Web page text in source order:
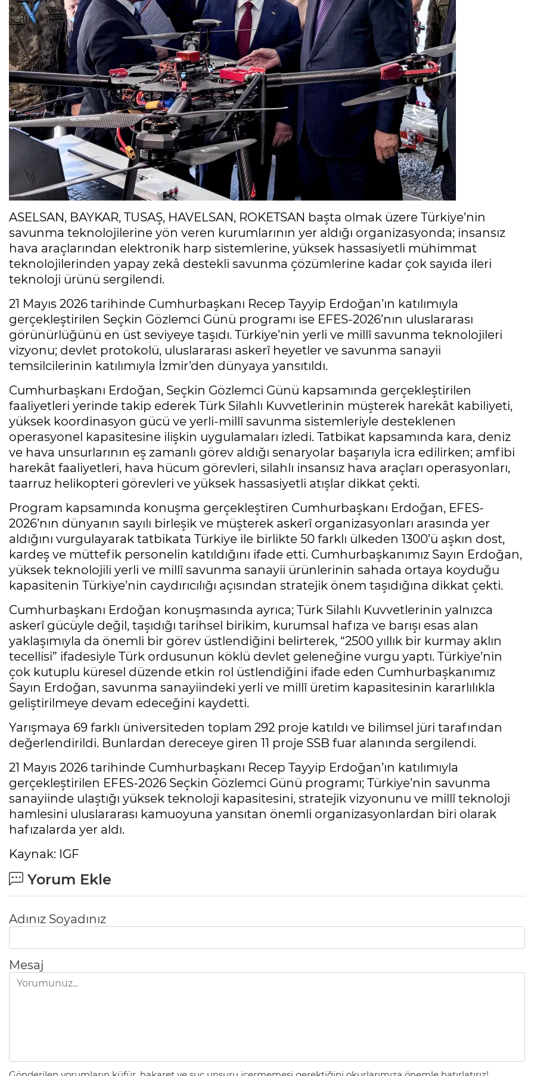
ASELSAN, BAYKAR, TUSAŞ, HAVELSAN, ROKETSAN başta olmak üzere Türkiye’nin
savunma teknolojilerine yön veren kurumlarının yer aldığı organizasyonda; insansız
hava araçlarından elektronik harp sistemlerine, yüksek hassasiyetli mühimmat
teknolojilerinden yapay zekâ destekli savunma çözümlerine kadar çok sayıda ileri
teknoloji ürünü sergilendi.
21 Mayıs 2026 tarihinde Cumhurbaşkanı Recep Tayyip Erdoğan’ın katılımıyla
gerçekleştirilen Seçkin Gözlemci Günü programı ise EFES-2026’nın uluslararası
görünürlüğünü en üst seviyeye taşıdı. Türkiye’nin yerli ve millî savunma teknolojileri
vizyonu; devlet protokolü, uluslararası askerî heyetler ve savunma sanayii
temsilcilerinin katılımıyla İzmir’den dünyaya yansıtıldı.
Cumhurbaşkanı Erdoğan, Seçkin Gözlemci Günü kapsamında gerçekleştirilen
faaliyetleri yerinde takip ederek Türk Silahlı Kuvvetlerinin müşterek harekât kabiliyeti,
yüksek koordinasyon gücü ve yerli-millî savunma sistemleriyle desteklenen
operasyonel kapasitesine ilişkin uygulamaları izledi. Tatbikat kapsamında kara, deniz
ve hava unsurlarının eş zamanlı görev aldığı senaryolar başarıyla icra edilirken; amfibi
harekât faaliyetleri, hava hücum görevleri, silahlı insansız hava araçları operasyonları,
taarruz helikopteri görevleri ve yüksek hassasiyetli atışlar dikkat çekti.
Program kapsamında konuşma gerçekleştiren Cumhurbaşkanı Erdoğan, EFES-
2026’nın dünyanın sayılı birleşik ve müşterek askerî organizasyonları arasında yer
aldığını vurgulayarak tatbikata Türkiye ile birlikte 50 farklı ülkeden 1300’ü aşkın dost,
kardeş ve müttefik personelin katıldığını ifade etti. Cumhurbaşkanımız Sayın Erdoğan,
yüksek teknolojili yerli ve millî savunma sanayii ürünlerinin sahada ortaya koyduğu
kapasitenin Türkiye’nin caydırıcılığı açısından stratejik önem taşıdığına dikkat çekti.
Cumhurbaşkanı Erdoğan konuşmasında ayrıca; Türk Silahlı Kuvvetlerinin yalnızca
askerî gücüyle değil, taşıdığı tarihsel birikim, kurumsal hafıza ve barışı esas alan
yaklaşımıyla da önemli bir görev üstlendiğini belirterek, “2500 yıllık bir kurmay aklın
tecellisi” ifadesiyle Türk ordusunun köklü devlet geleneğine vurgu yaptı. Türkiye’nin
çok kutuplu küresel düzende etkin rol üstlendiğini ifade eden Cumhurbaşkanımız
Sayın Erdoğan, savunma sanayiindeki yerli ve millî üretim kapasitesinin kararlılıkla
geliştirilmeye devam edeceğini kaydetti.
Yarışmaya 69 farklı üniversiteden toplam 292 proje katıldı ve bilimsel jüri tarafından
değerlendirildi. Bunlardan dereceye giren 11 proje SSB fuar alanında sergilendi.
21 Mayıs 2026 tarihinde Cumhurbaşkanı Recep Tayyip Erdoğan’ın katılımıyla
gerçekleştirilen EFES-2026 Seçkin Gözlemci Günü programı; Türkiye’nin savunma
sanayiinde ulaştığı yüksek teknoloji kapasitesini, stratejik vizyonunu ve millî teknoloji
hamlesini uluslararası kamuoyuna yansıtan önemli organizasyonlardan biri olarak
hafızalarda yer aldı.
Kaynak: IGF
Yorum Ekle
Adınız Soyadınız
Mesaj